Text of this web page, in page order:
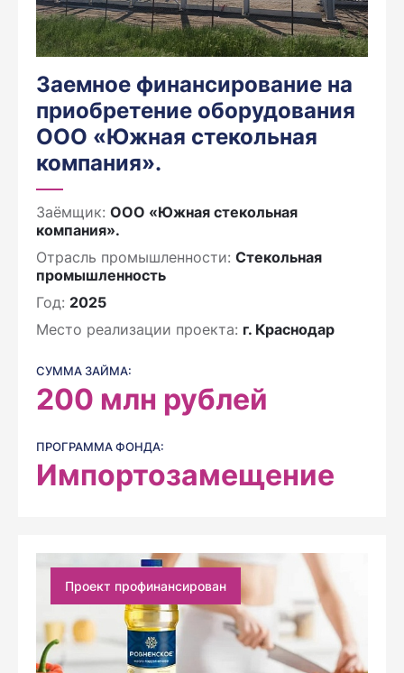
Заемное финансирование на
приобретение оборудования
ООО «Южная стекольная
компания».
Заёмщик: ООО «Южная стекольная
компания».
Отрасль промышленности: Стекольная
промышленность
Год: 2025
Место реализации проекта: г. Краснодар
СУММА ЗАЙМА:
200 млн рублей
ПРОГРАММА ФОНДА:
Импортозамещение
Проект профинансирован